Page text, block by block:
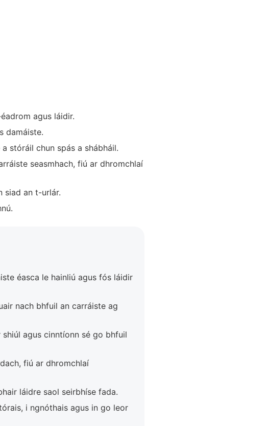
agus láidir.
damáiste.
stóráil chun spás a shábháil.
seasmhach, fiú ar dhromchlaí
siad an t-urlár.
éasca le hainliú agus fós láidir
nach bhfuil an carráiste ag
agus cinntíonn sé go bhfuil
fiú ar dhromchlaí
láidre saol seirbhíse fada.
i ngnóthais agus in go leor